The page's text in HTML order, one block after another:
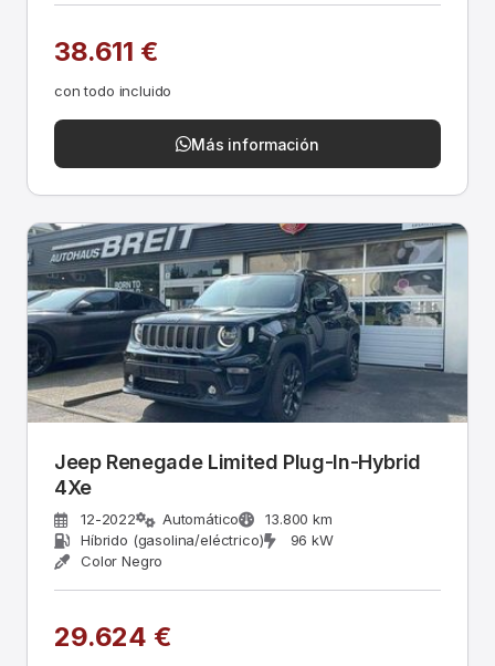
38.611 €
con todo incluido
Más información
Jeep Renegade Limited Plug-In-Hybrid
4Xe
12-2022 Automático
13.800 km
Híbrido (gasolina/eléctrico)
96 kW
Color Negro
29.624 €